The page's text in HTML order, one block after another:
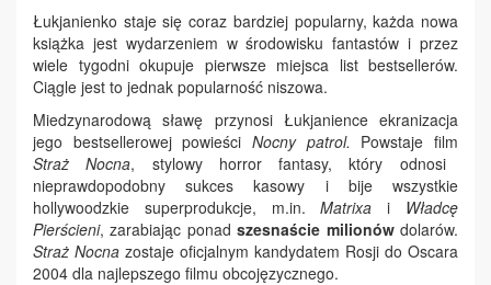
Łukjanienko staje się coraz bardziej popularny, każda nowa
książka jest wydarzeniem w środowisku fantastów i przez
wiele tygodni okupuje pierwsze miejsca list bestsellerów.
Ciągle jest to jednak popularność niszowa.
Miedzynarodową sławę przynosi Łukjanience ekranizacja
jego bestsellerowej powieści Nocny patrol. Powstaje film
Straż Nocna, stylowy horror fantasy, który odnosi
nieprawdopodobny sukces kasowy i bije wszystkie
hollywoodzkie superprodukcje, m.in.Matrixa i Władcę
Pierścieni, zarabiając ponadszesnaście milionówdolarów.
Straż Nocna zostaje oficjalnym kandydatem Rosji do Oscara
2004 dla najlepszego filmu obcojęzycznego.